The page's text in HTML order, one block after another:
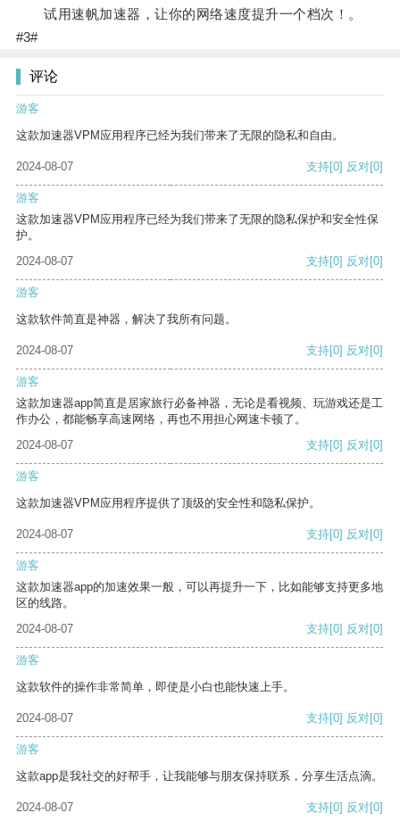
试用速帆加速器，让你的网络速度提升一个档次！。
#3#
评论
游客
这款加速器VPM应用程序已经为我们带来了无限的隐私和自由。
2024-08-07 支持[0] 反对[0]
游客
这款加速器VPM应用程序已经为我们带来了无限的隐私保护和安全性保
护。
2024-08-07
支持[0] 反对[0]
游客
这款软件简直是神器，解决了我所有问题。
2024-08-07 支持[0] 反对[0]
游客
这款加速器app简直是居家旅行必备神器，无论是看视频、玩游戏还是工
作办公，都能畅享高速网络，再也不用担心网速卡顿了。
2024-08-07
支持[0] 反对[0]
游客
这款加速器VPM应用程序提供了顶级的安全性和隐私保护。
2024-08-07 支持[0] 反对[0]
游客
这款加速器app的加速效果一般，可以再提升一下，比如能够支持更多地
区的线路。
2024-08-07
支持[0] 反对[0]
游客
这款软件的操作非常简单，即使是小白也能快速上手。
2024-08-07 支持[0] 反对[0]
游客
这款app是我社交的好帮手，让我能够与朋友保持联系，分享生活点滴。
2024-08-07 支持[0] 反对[0]